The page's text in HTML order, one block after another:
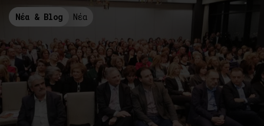
Νέα & Blog Νέα